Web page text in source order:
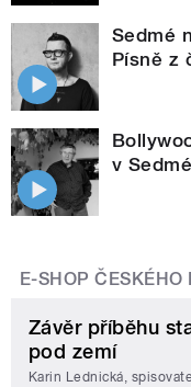
Sedmé
Písně z
v
E-SHOP ČESKÉHO
Závěr příběhu
pod zemí
Karin Lednická,